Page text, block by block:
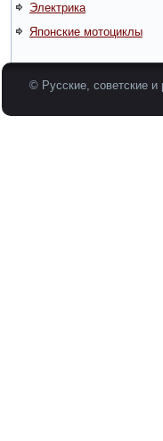
Электрика
Японские мотоциклы
© Русские, советские